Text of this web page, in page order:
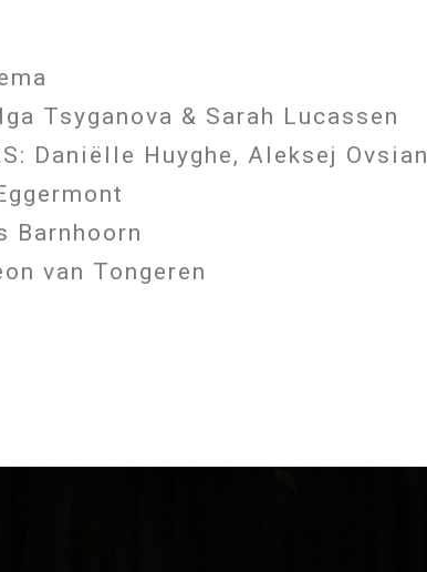
Tsyganova & Sarah Lucassen
Daniëlle Huyghe, Aleksej
Barnhoorn
van Tongeren